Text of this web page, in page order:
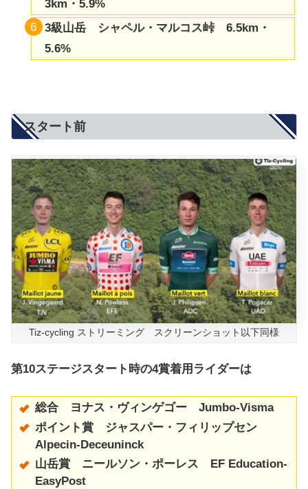
3km・5.9%
3級山岳 シャペル・マルコス峠 6.5km・
5.6%
スタート前
Tiz-cycling ストリーミング スクリーンショット以下同様
第10ステージスタート時の4賞着用ライダーは
総合 ヨナス・ヴィンゲゴー Jumbo-Visma
ポイント賞 ジャスパー・フィリップセン
Alpecin-Deceuninck
山岳賞 ニールソン・ポーレス EF Education-
EasyPost